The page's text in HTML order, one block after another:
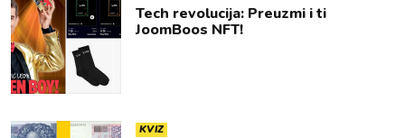
Tech revolucija: Preuzmi i ti
JoomBoos NFT!
KVIZ